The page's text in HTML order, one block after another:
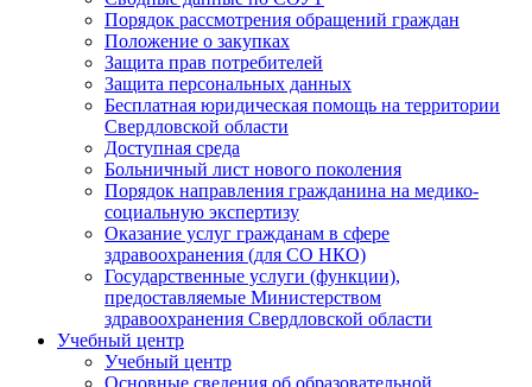
Порядок рассмотрения обращений граждан
Положение о закупках
Защита прав потребителей
Защита персональных данных
Бесплатная юридическая помощь на территории
Свердловской области
Доступная среда
Больничный лист нового поколения
Порядок направления гражданина на медико-
социальную экспертизу
Оказание услуг гражданам в сфере
здравоохранения (для СО НКО)
Государственные услуги (функции),
предоставляемые Министерством
здравоохранения Свердловской области
Учебный центр
Учебный центр
Основные сведения об образовательной